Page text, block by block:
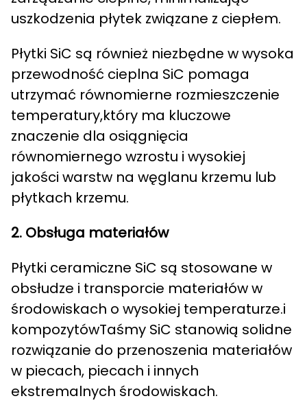
uszkodzenia płytek związane z ciepłem.
Płytki SiC są również niezbędne wwysoka
przewodność cieplna SiC pomaga
utrzymać równomierne rozmieszczenie
temperatury,który ma kluczowe
znaczenie dla osiągnięcia
równomiernego wzrostu i wysokiej
jakości warstw na węglanu krzemu lub
płytkach krzemu.
2. Obsługa materiałów
Płytki ceramiczne SiC są stosowane w
obsłudze i transporcie materiałów w
środowiskach o wysokiej temperaturze.i
kompozytówTaśmy SiC stanowią solidne
rozwiązanie do przenoszenia materiałów
w piecach, piecach i innych
ekstremalnych środowiskach.